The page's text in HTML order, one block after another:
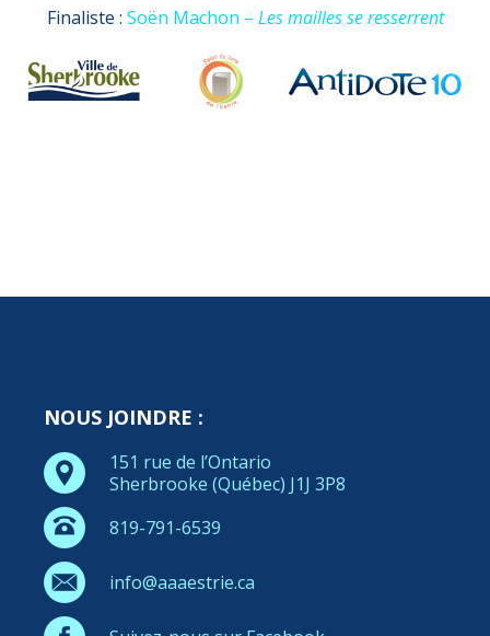
Finaliste : Soën Machon – Les mailles se resserrent
NOUS JOINDRE :
151 rue de l’Ontario
Sherbrooke (Québec) J1J 3P8
819-791-6539
info@aaaestrie.ca